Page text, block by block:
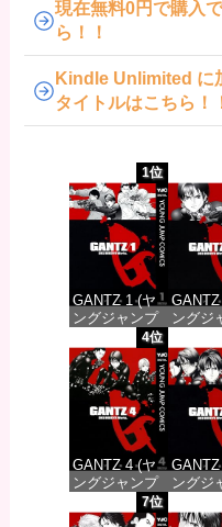
現在無料0円で購入
ら！！
Kindle Unlimited に
タイトルはこちら！
1位
GANTZ 1 (ヤ
ングジャンプ
コミックス
DIGITAL)
価格：¥100
ングジ
コミッ
価格
4位
GANTZ 4 (ヤ
ングジャンプ
コミックス
DIGITAL)
ングジ
コミッ
7位